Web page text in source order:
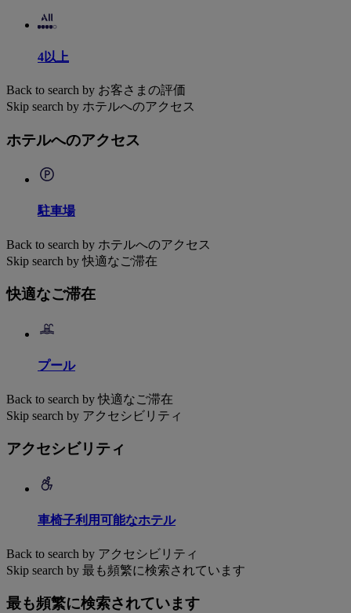
4以上
Back to search by お客さまの評価
Skip search by ホテルへのアクセス
ホテルへのアクセス
駐車場
Back to search by ホテルへのアクセス
Skip search by 快適なご滞在
快適なご滞在
プール
Back to search by 快適なご滞在
Skip search by アクセシビリティ
アクセシビリティ
車椅子利用可能なホテル
Back to search by アクセシビリティ
Skip search by 最も頻繁に検索されています
最も頻繁に検索されています